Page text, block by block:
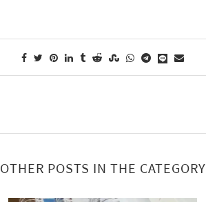
OTHER POSTS IN THE CATEGORY